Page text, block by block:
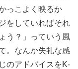
っこよく映るか
をしていればそれ
う？」っていう風
。なんか失礼な感
のアドバイスをK-